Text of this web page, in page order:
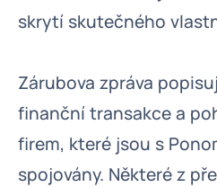
skrytí skutečného
Zárubova zpráva
finanční transakce a
firem, které jsou s
spojovány. Některé z